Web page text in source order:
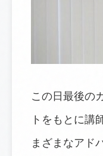
この日最後の
トをもとに講
まざまなアド